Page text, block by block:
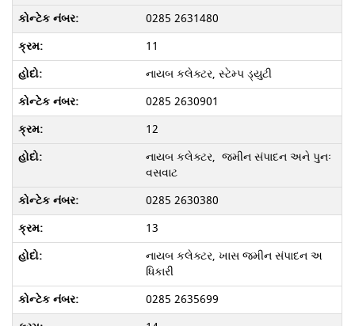
0285 2631480
11
નાયબ કલેક્ટર, સ્ટેમ્પ ડ્યુટી
0285 2630901
12
નાયબ કલેક્ટર, જમીન સંપાદન અને પુનઃ
વસવાટ
0285 2630380
13
નાયબ કલેક્ટર, ખાસ જમીન સંપાદન અ
ધિકારી
0285 2635699